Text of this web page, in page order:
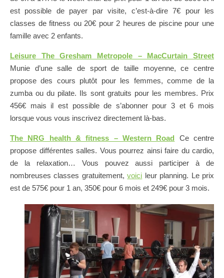
est possible de payer par visite, c’est-à-dire 7€ pour les
classes de fitness ou 20€ pour 2 heures de piscine pour une
famille avec 2 enfants.
Leisure The Gresham Metropole – MacCurtain Street
Munie d’une salle de sport de taille moyenne, ce centre
propose des cours plutôt pour les femmes, comme de la
zumba ou du pilate. Ils sont gratuits pour les membres. Prix
456€ mais il est possible de s’abonner pour 3 et 6 mois
lorsque vous vous inscrivez directement là-bas.
The NRG health & fitness – Western Road
Ce centre
propose différentes salles. Vous pourrez ainsi faire du cardio,
de la relaxation… Vous pouvez aussi participer à de
nombreuses classes gratuitement,voici leur planning. Le prix
est de 575€ pour 1 an, 350€ pour 6 mois et 249€ pour 3 mois.